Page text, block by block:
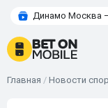
Динамо Москва
Главная / Новости